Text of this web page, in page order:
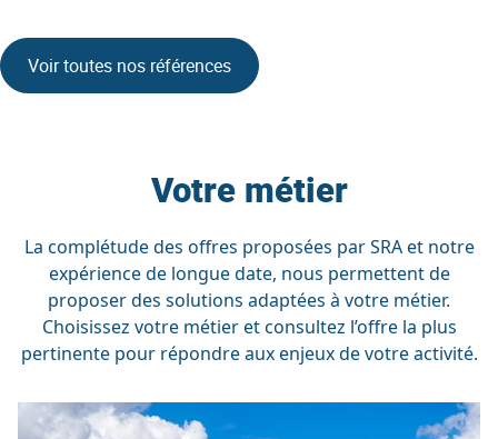
Voir toutes nos références
Votre métier
La complétude des offres proposées par SRA et notre
expérience de longue date, nous permettent de
proposer des solutions adaptées à votre métier.
Choisissez votre métier et consultez l’offre la plus
pertinente pour répondre aux enjeux de votre activité.